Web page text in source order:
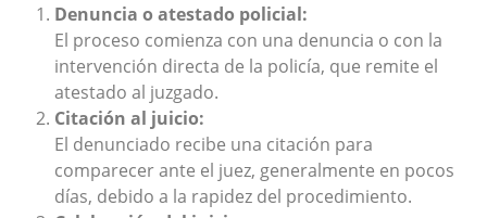
Denuncia o atestado policial:
El proceso comienza con una denuncia o con la
intervención directa de la policía, que remite el
atestado al juzgado.
Citación al juicio:
El denunciado recibe una citación para
comparecer ante el juez, generalmente en pocos
días, debido a la rapidez del procedimiento.